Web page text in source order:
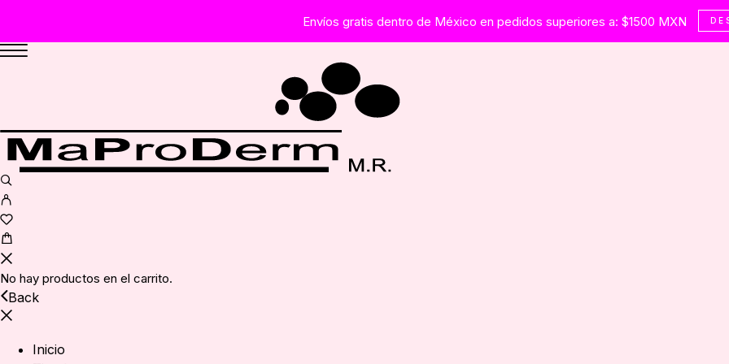
Envíos gratis dentro de México en pedidos superiores a: $1500 MXN
No hay productos en el carrito.
Back
Inicio